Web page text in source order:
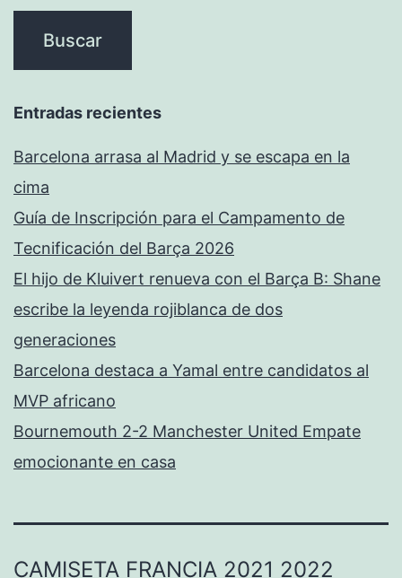
Entradas recientes
Barcelona arrasa al Madrid y se escapa en la
cima
Guía de Inscripción para el Campamento de
Tecnificación del Barça 2026
El hijo de Kluivert renueva con el Barça B: Shane
escribe la leyenda rojiblanca de dos
generaciones
Barcelona destaca a Yamal entre candidatos al
MVP africano
Bournemouth 2-2 Manchester United Empate
emocionante en casa
CAMISETA FRANCIA 2021 2022